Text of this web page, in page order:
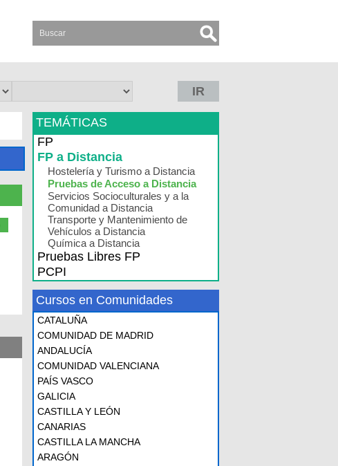
IR
TEMÁTICAS
FP
FP a Distancia
Hostelería y Turismo a Distancia
Pruebas de Acceso a Distancia
Servicios Socioculturales y a la
Comunidad a Distancia
Transporte y Mantenimiento de
Vehículos a Distancia
Química a Distancia
Pruebas Libres FP
PCPI
Cursos en Comunidades
CATALUÑA
COMUNIDAD DE MADRID
ANDALUCÍA
COMUNIDAD VALENCIANA
PAÍS VASCO
GALICIA
CASTILLA Y LEÓN
CANARIAS
CASTILLA LA MANCHA
ARAGÓN